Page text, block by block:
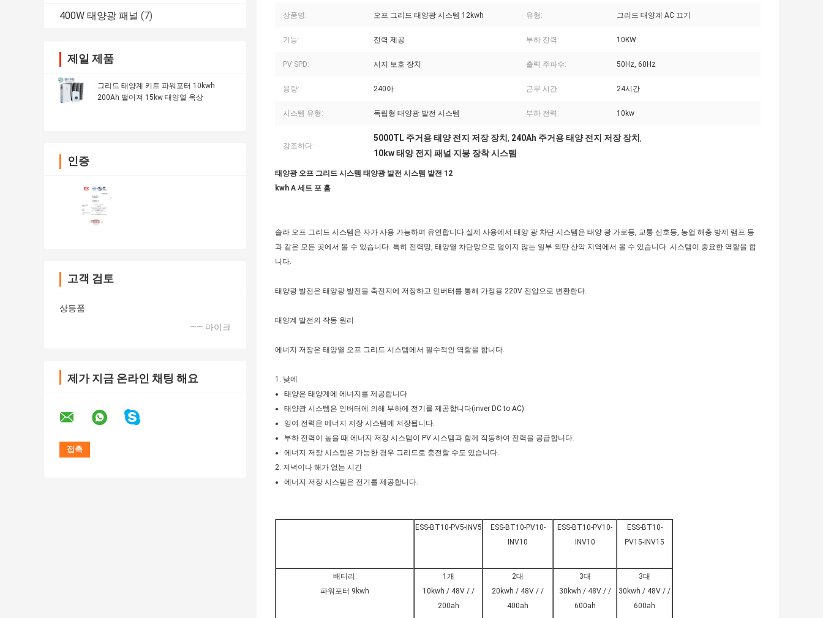
400W 태양광 패널 (7)
제일 제품
그리드 태양계 키트 파워포터 10kwh
200Ah 떨어져 15kw 태양열 옥상
인증
고객 검토
상등품
—— 마이크
제가 지금 온라인 채팅 해요
상품명: 오프 그리드 태양광 시스템 12kwh 유형: 그리드 태양계 AC 끄기
기능: 전력 제공 부하 전력: 10KW
PV SPD: 서지 보호 장치 출력 주파수: 50Hz, 60Hz
용량: 240아 근무 시간: 24시간
시스템 유형: 독립형 태양광 발전 시스템 부하 전력: 10kw
강조하다:
5000TL 주거용 태양 전지 저장 장치 , 240Ah 주거용 태양 전지 저장 장치 ,
10kw 태양 전지 패널 지붕 장착 시스템
태양광 오프 그리드 시스템 태양광 발전 시스템 발전 12
kwh A 세트 포 홈
솔라 오프 그리드 시스템은 자가 사용 가능하며 유연합니다.실제 사용에서 태양 광 차단 시스템은 태양 광 가로등, 교통 신호등, 농업 해충 방제 램프 등
과 같은 모든 곳에서 볼 수 있습니다. 특히 전력망, 태양열 차단망으로 덮이지 않는 일부 외딴 산악 지역에서 볼 수 있습니다. 시스템이 중요한 역할을 합
니다.
태양광 발전은 태양광 발전을 축전지에 저장하고 인버터를 통해 가정용 220V 전압으로 변환한다.
태양계 발전의 작동 원리
에너지 저장은 태양열 오프 그리드 시스템에서 필수적인 역할을 합니다.
1. 낮에
태양은 태양계에 에너지를 제공합니다
태양광 시스템은 인버터에 의해 부하에 전기를 제공합니다(inver DC to AC)
잉여 전력은 에너지 저장 시스템에 저장됩니다.
부하 전력이 높을 때 에너지 저장 시스템이 PV 시스템과 함께 작동하여 전력을 공급합니다.
에너지 저장 시스템은 가능한 경우 그리드로 충전할 수도 있습니다.
2. 저녁이나 해가 없는 시간
에너지 저장 시스템은 전기를 제공합니다.
ESS-BT10-PV5-INV5
ESS-BT10-PV10-
INV10
ESS-BT10-PV10-
INV10
ESS-BT10-
PV15-INV15
배터리:
파워포터 9kwh
1개
10kwh / 48V / /
200ah
2대
20kwh / 48V / /
400ah
3대
30kwh / 48V / /
600ah
3대
30kwh / 48V / /
600ah